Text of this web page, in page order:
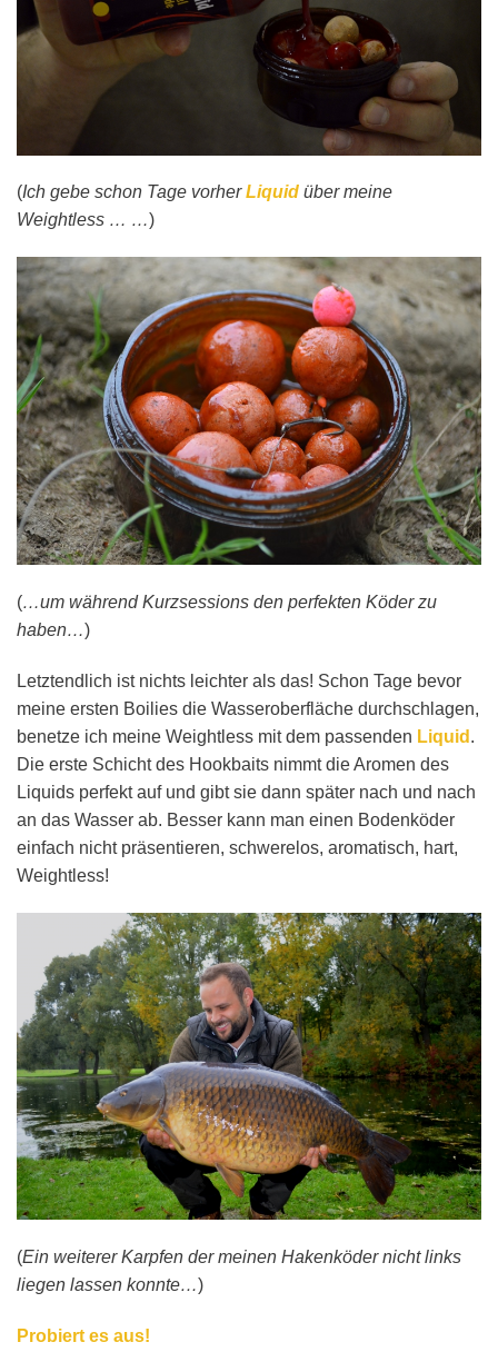
(Ich gebe schon Tage vorherLiquid über meine
Weightless … …)
(…um während Kurzsessions den perfekten Köder zu
haben…)
Letztendlich ist nichts leichter als das! Schon Tage bevor
meine ersten Boilies die Wasseroberfläche durchschlagen,
benetze ich meine Weightless mit dem passenden Liquid .
Die erste Schicht des Hookbaits nimmt die Aromen des
Liquids perfekt auf und gibt sie dann später nach und nach
an das Wasser ab. Besser kann man einen Bodenköder
einfach nicht präsentieren, schwerelos, aromatisch, hart,
Weightless!
(Ein weiterer Karpfen der meinen Hakenköder nicht links
liegen lassen konnte…)
Probiert es aus!